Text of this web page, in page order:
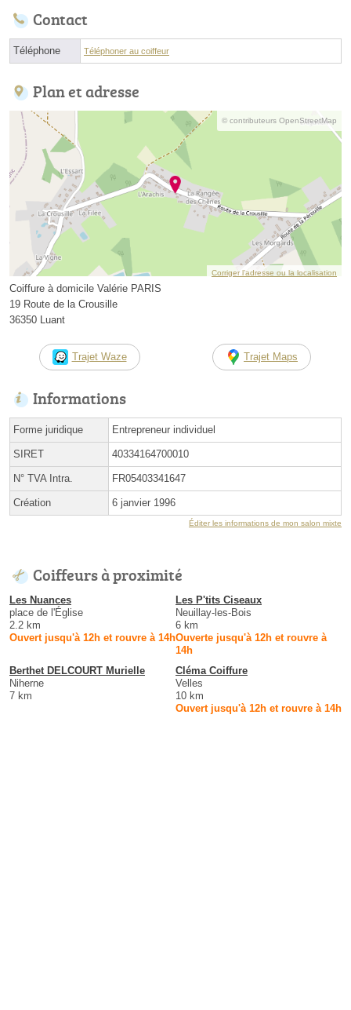
Contact
Téléphone Téléphoner au coiffeur
Plan et adresse
© contributeurs OpenStreetMap
Corriger l’adresse ou la localisation
Coiffure à domicile Valérie PARIS
19 Route de la Crousille
36350 Luant
Trajet Waze Trajet Maps
Informations
Forme juridique Entrepreneur individuel
SIRET 40334164700010
N° TVA Intra. FR05403341647
Création 6 janvier 1996
Éditer les informations de mon salon mixte
Coiffeurs à proximité
Les Nuances
place de l'Église
2.2 km
Ouvert jusqu'à 12h et rouvre à 14h
Les P'tits Ciseaux
Neuillay-les-Bois
6 km
Ouverte jusqu'à 12h et rouvre à
14h
Berthet DELCOURT Murielle
Niherne
7 km
Cléma Coiffure
Velles
10 km
Ouvert jusqu'à 12h et rouvre à 14h